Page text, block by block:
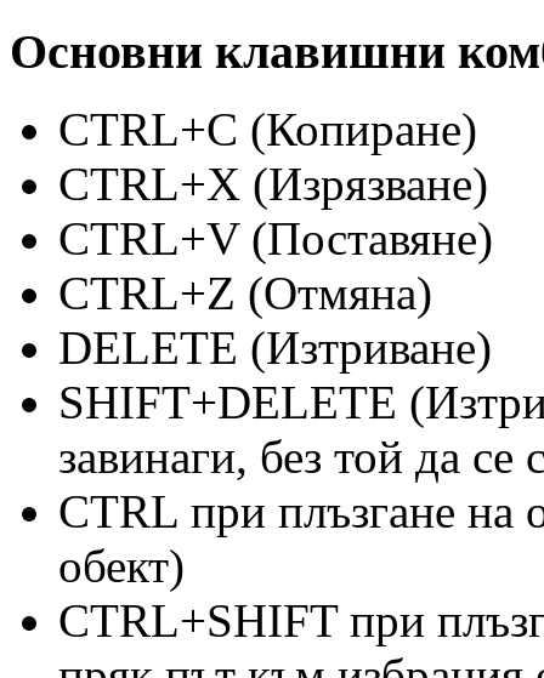
Основни клавишни
CTRL+C (Копиране)
CTRL+X (Изрязване)
CTRL+V (Поставяне)
CTRL+Z (Отмяна)
DELETE (Изтриване)
SHIFT+DELETE
завинаги, без той да се
CTRL при плъзгане на
обект)
CTRL+SHIFT при